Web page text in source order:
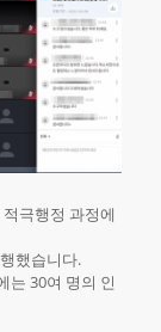
극행정 과정에
했습니다.
는 30여 명의 인